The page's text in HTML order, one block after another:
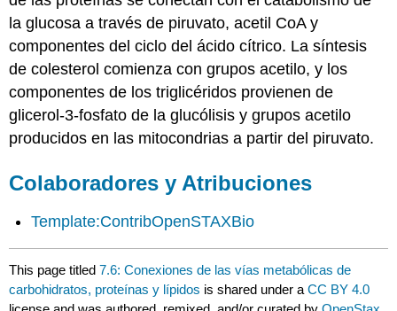
la glucosa a través de piruvato, acetil CoA y
componentes del ciclo del ácido cítrico. La síntesis
de colesterol comienza con grupos acetilo, y los
componentes de los triglicéridos provienen de
glicerol-3-fosfato de la glucólisis y grupos acetilo
producidos en las mitocondrias a partir del piruvato.
Colaboradores y Atribuciones
Template:ContribOpenSTAXBio
This page titled7.6: Conexiones de las vías metabólicas de
carbohidratos, proteínas y lípidos is shared under aCC BY 4.0